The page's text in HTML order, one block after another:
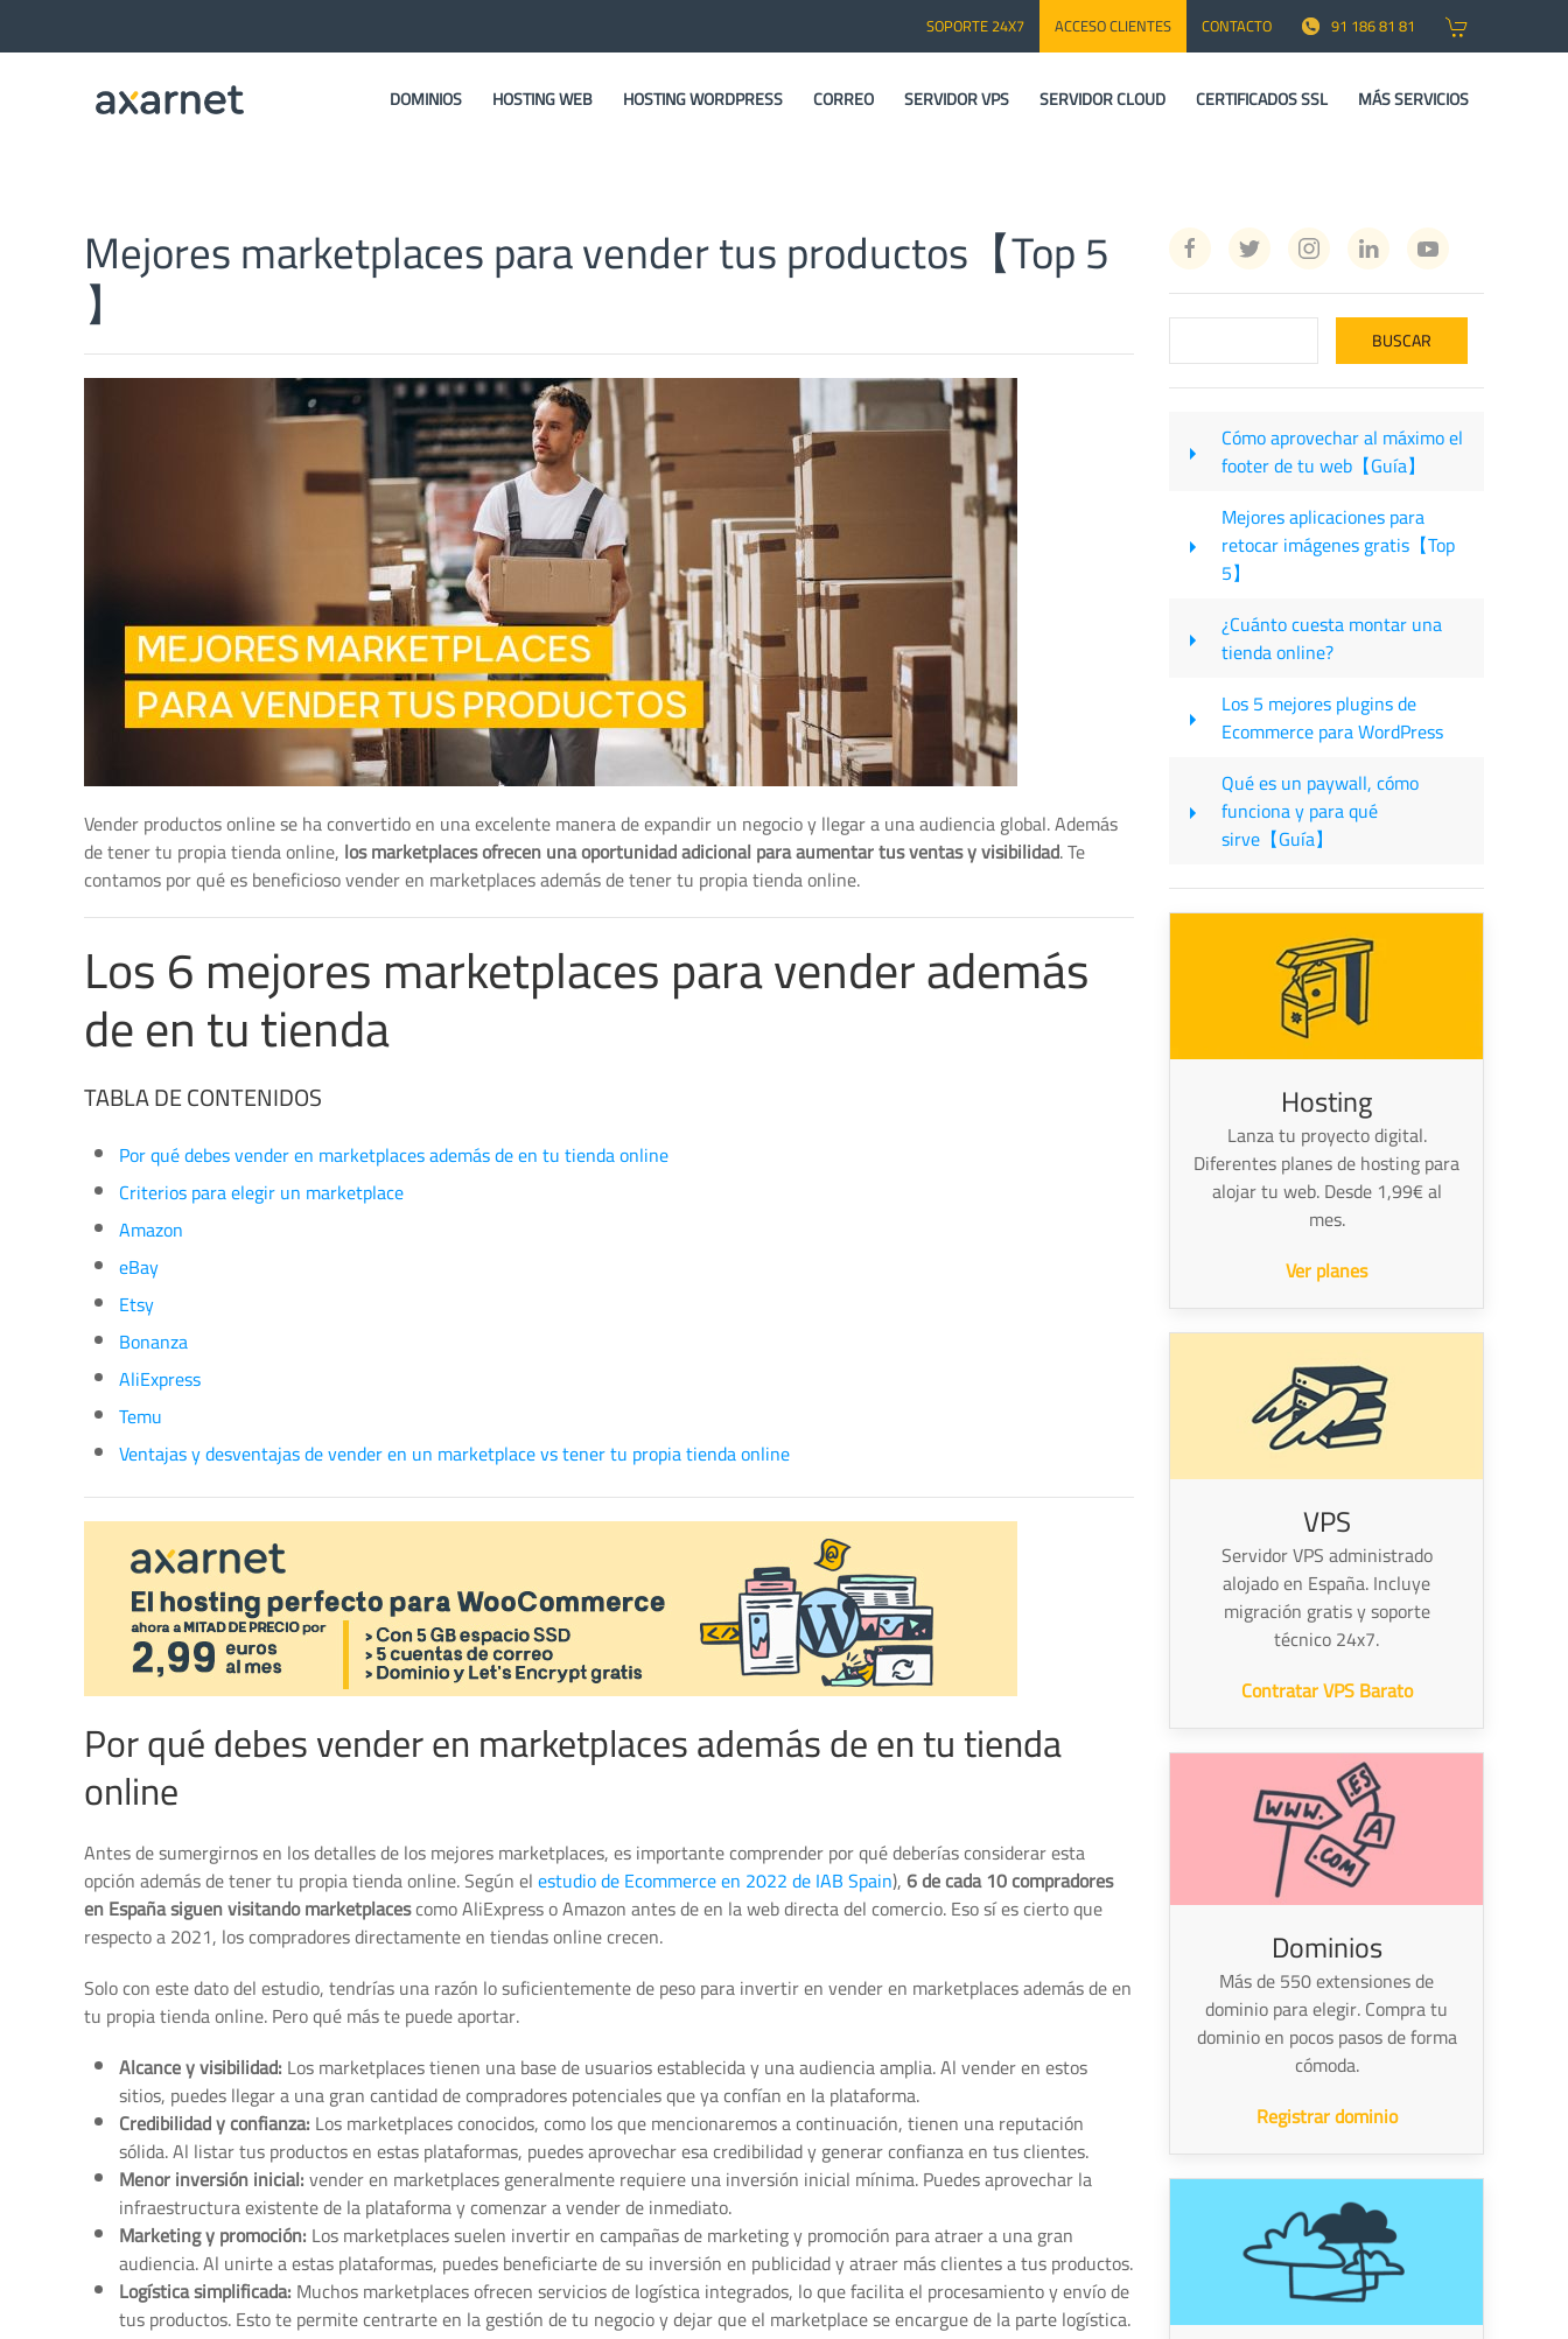
SOPORTE 24X7 ACCESO CLIENTES CONTACTO 91 186 81 81
DOMINIOS HOSTING WEB HOSTING WORDPRESS CORREO SERVIDOR VPS SERVIDOR CLOUD CERTIFICADOS SSL MÁS SERVICIOS
Mejores marketplaces para vender tus productos【Top 5
】
Vender productos online se ha convertido en una excelente manera de expandir un negocio y llegar a una audiencia global. Además
de tener tu propia tienda online, los marketplaces ofrecen una oportunidad adicional para aumentar tus ventas y visibilidad. Te
contamos por qué es beneficioso vender en marketplaces además de tener tu propia tienda online.
Los 6 mejores marketplaces para vender además
de en tu tienda
TABLA DE CONTENIDOS
Por qué debes vender en marketplaces además de en tu tienda online
Criterios para elegir un marketplace
Amazon
eBay
Etsy
Bonanza
AliExpress
Temu
Ventajas y desventajas de vender en un marketplace vs tener tu propia tienda online
Por qué debes vender en marketplaces además de en tu tienda
online
Antes de sumergirnos en los detalles de los mejores marketplaces, es importante comprender por qué deberías considerar esta
opción además de tener tu propia tienda online. Según elestudio de Ecommerce en 2022 de IAB Spain),6 de cada 10 compradores
en España siguen visitando marketplacescomo AliExpress o Amazon antes de en la web directa del comercio. Eso sí es cierto que
respecto a 2021, los compradores directamente en tiendas online crecen.
Solo con este dato del estudio, tendrías una razón lo suficientemente de peso para invertir en vender en marketplaces además de en
tu propia tienda online. Pero qué más te puede aportar.
Alcance y visibilidad: Los marketplaces tienen una base de usuarios establecida y una audiencia amplia. Al vender en estos
sitios, puedes llegar a una gran cantidad de compradores potenciales que ya confían en la plataforma.
Credibilidad y confianza: Los marketplaces conocidos, como los que mencionaremos a continuación, tienen una reputación
sólida. Al listar tus productos en estas plataformas, puedes aprovechar esa credibilidad y generar confianza en tus clientes.
Menor inversión inicial:vender en marketplaces generalmente requiere una inversión inicial mínima. Puedes aprovechar la
infraestructura existente de la plataforma y comenzar a vender de inmediato.
Marketing y promoción: Los marketplaces suelen invertir en campañas de marketing y promoción para atraer a una gran
audiencia. Al unirte a estas plataformas, puedes beneficiarte de su inversión en publicidad y atraer más clientes a tus productos.
Logística simplificada: Muchos marketplaces ofrecen servicios de logística integrados, lo que facilita el procesamiento y envío de
tus productos. Esto te permite centrarte en la gestión de tu negocio y dejar que el marketplace se encargue de la parte logística.
Cómo aprovechar al máximo el
footer de tu web【Guía】
Mejores aplicaciones para
retocar imágenes gratis【Top
5】
¿Cuánto cuesta montar una
tienda online?
Los 5 mejores plugins de
Ecommerce para WordPress
Qué es un paywall, cómo
funciona y para qué
sirve【Guía】
Hosting
Lanza tu proyecto digital.
Diferentes planes de hosting para
alojar tu web. Desde 1,99€ al
mes.
Ver planes
VPS
Servidor VPS administrado
alojado en España. Incluye
migración gratis y soporte
técnico 24x7.
Contratar VPS Barato
Dominios
Más de 550 extensiones de
dominio para elegir. Compra tu
dominio en pocos pasos de forma
cómoda.
Registrar dominio